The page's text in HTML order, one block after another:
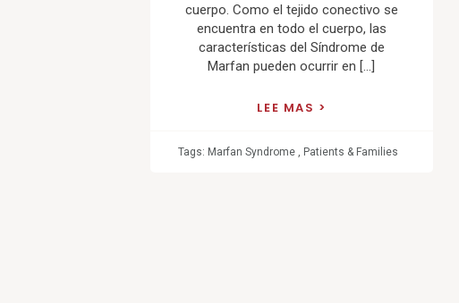
cuerpo. Como el tejido conectivo se
encuentra en todo el cuerpo, las
características del Síndrome de
Marfan pueden ocurrir en […]
LEE MAS
Tags: Marfan Syndrome , Patients & Families